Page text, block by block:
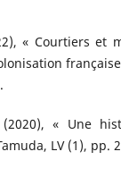
« Courtiers et
« Une
LV (1), pp.